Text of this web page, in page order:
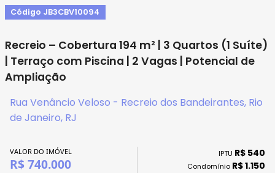
Código JB3CBV10094
Recreio – Cobertura 194 m² | 3 Quartos (1 Suíte)
| Terraço com Piscina | 2 Vagas | Potencial de
Ampliação
Rua Venâncio Veloso - Recreio dos Bandeirantes, Rio
de Janeiro, RJ
VALOR DO IMÓVEL
R$ 740.000
IPTU R$ 540
Condomínio R$ 1.150